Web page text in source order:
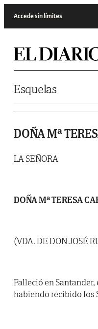
Accede sin límites
Esquelas
DOÑA Mª
LA SEÑORA
DOÑA Mª TERESA
(VDA. DE DON JOSÉ
Falleció en Santander,
habiendo recibido los